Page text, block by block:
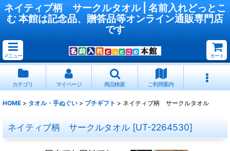
ネイティブ柄 サークルタオル | 名前入れどっとこ
む 本館は記念品、贈答品等オンライン通販専門店
です
メニュー カート
カテゴリ マイページ 商品検索 ご利用案内
HOME > タオル・手ぬぐい > プチギフト > ネイティブ柄 サークルタオル
ネイティブ柄 サークルタオル [UT-2264530]